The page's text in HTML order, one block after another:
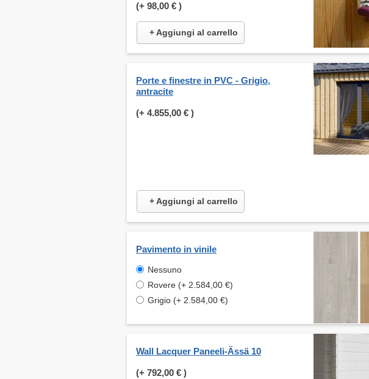
(+ 98,00 € )
+ Aggiungi al carrello
Porte e finestre in PVC - Grigio,
antracite
(+ 4.855,00 € )
+ Aggiungi al carrello
Pavimento in vinile
Nessuno
Rovere (+ 2.584,00 €)
Grigio (+ 2.584,00 €)
Wall Lacquer Paneeli-Ässä 10
(+ 792,00 € )